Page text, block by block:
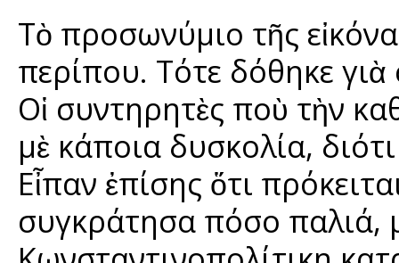
Τὸ προσωνύμιο τῆς
περίπου. Τότε δόθηκε
Οἱ συντηρητὲς ποὺ τὴν
μὲ κάποια δυσκολία,
Εἶπαν ἐπίσης ὅτι
συγκράτησα πόσο παλιά,